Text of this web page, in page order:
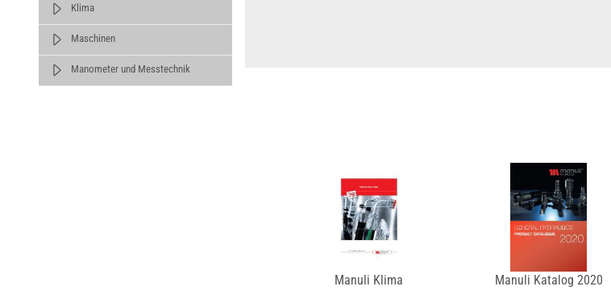
Klima
Maschinen
Manometer und Messtechnik
Manuli Klima Manuli Katalog 2020